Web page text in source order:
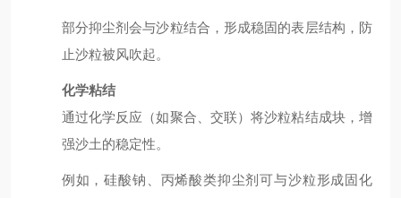
部分抑尘剂会与沙粒结合，形成稳固的表层结构，防
止沙粒被风吹起。
化学粘结
通过化学反应（如聚合、交联）将沙粒粘结成块，增
强沙土的稳定性。
例如，硅酸钠、丙烯酸类抑尘剂可与沙粒形成固化